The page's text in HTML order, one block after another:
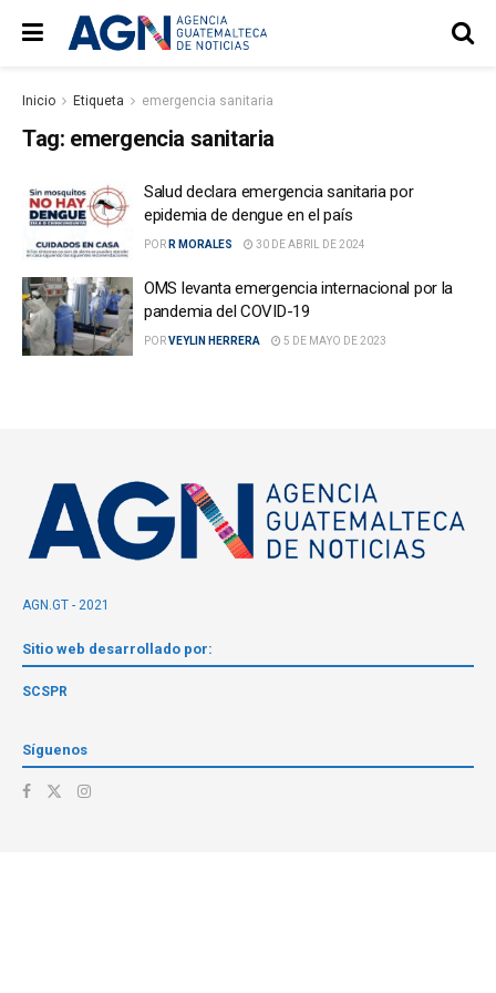
Inicio Etiqueta emergencia sanitaria
Tag: emergencia sanitaria
Salud declara emergencia sanitaria por
epidemia de dengue en el país
POR R MORALES 30 DE ABRIL DE 2024
OMS levanta emergencia internacional por la
pandemia del COVID-19
PORVEYLIN HERRERA 5 DE MAYO DE 2023
AGN.GT - 2021
Sitio web desarrollado por:
SCSPR
Síguenos